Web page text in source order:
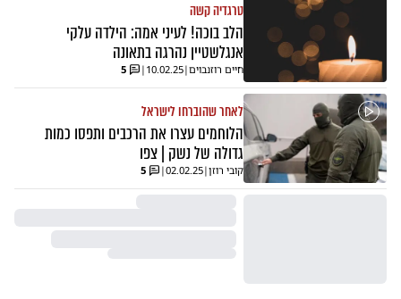
טרגדיה קשה
הלב בוכה! לעיני אמה: הילדה עלקי
אנגלשטיין נהרגה בתאונה
חיים רוזנבוים|
10.02.25
|
5
לאחר שהוברחו לישראל
הלוחמים עצרו את הרכבים ותפסו כמות
גדולה של נשק | צפו
קובי רוזן|
02.02.25
|
5